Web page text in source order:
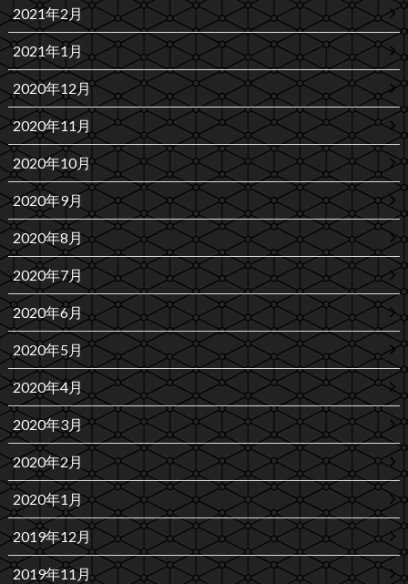
2021年2月
2021年1月
2020年12月
2020年11月
2020年10月
2020年9月
2020年8月
2020年7月
2020年6月
2020年5月
2020年4月
2020年3月
2020年2月
2020年1月
2019年12月
2019年11月